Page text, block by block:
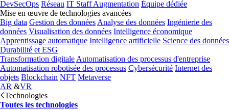
DevSecOps Réseau IT Staff Augmentation Équipe dédiée
Mise en œuvre de technologies avancées
Big data Gestion des données Analyse des données Ingénierie des
données Visualisation des données Intelligence économique
Apprentissage automatique Intelligence artificielle Science des données
Durabilité et ESG
Transformation digitale Automatisation des processus d'entreprise
Automatisation robotisée des processus Cybersécurité Internet des
objets Blockchain NFT Metaverse
AR &VR
Technologies
Toutes les technologies